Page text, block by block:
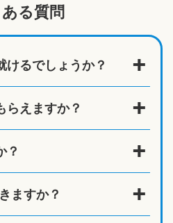
る質問
けるでしょうか？
らえますか？
？
ますか？